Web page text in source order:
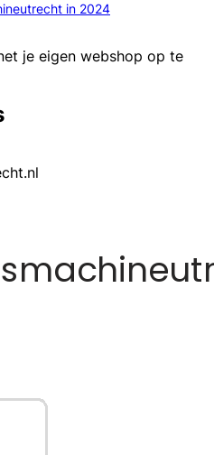
in 2024
je eigen webshop op te